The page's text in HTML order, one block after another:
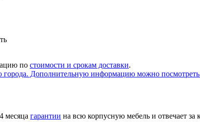
по стоимости и срокам доставки.
города. Дополнительную информацию можно посмотреть
месяца гарантии на всю корпусную мебель и отвечает за